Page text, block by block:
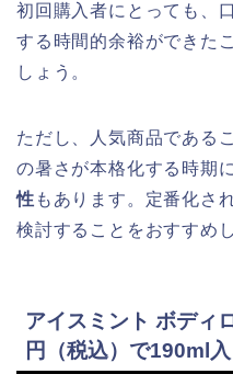
初回購入者にとっても、
する時間的余裕ができた
しょう。
ただし、人気商品である
の暑さが本格化する時期
性 もあります。定番化さ
検討することをおすすめ
アイスミント ボディ
円（税込）で190ml入